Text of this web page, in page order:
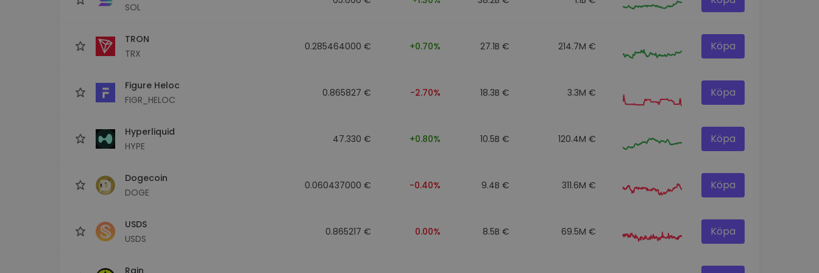
SOL
TRON
TRX
0.285464000 € +0.70% 27.1B € 214.7M € Köpa
Figure Heloc
FIGR_HELOC
0.865827 € -2.70% 18.3B € 3.3M € Köpa
Hyperliquid
HYPE
47.330 € +0.80% 10.5B € 120.4M € Köpa
Dogecoin
DOGE
0.060437000 € -0.40% 9.4B € 311.6M € Köpa
USDS
USDS
0.865217 € 0.00% 8.5B € 69.5M € Köpa
Rain